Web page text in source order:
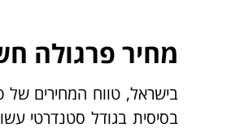
מחיר פרגולה
בישראל, טווח המחירים